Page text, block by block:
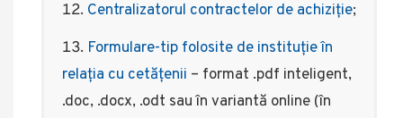
Centralizatorul contractelor de achiziție;
F​ormulare-tip folosite de instituţie în
relaţia cu cetăţenii – format .pdf inteligent,
.doc, .docx, .odt sau în variantă online (în